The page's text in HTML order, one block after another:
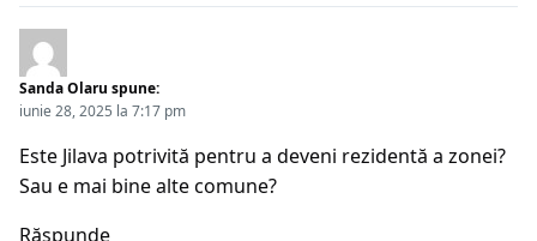
Sanda Olaru spune:
iunie 28, 2025 la 7:17 pm
Este Jilava potrivită pentru a deveni rezidentă a zonei?
Sau e mai bine alte comune?
Răspunde